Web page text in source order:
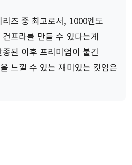
즈 중 최고로서, 1000엔도
프라를 만들 수 있다는게
된 이후 프리미엄이 붙긴
느낄 수 있는 재미있는 킷임은